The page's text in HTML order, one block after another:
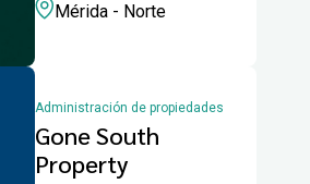
Mérida - Norte
Administración de propiedades
Gone South
Property